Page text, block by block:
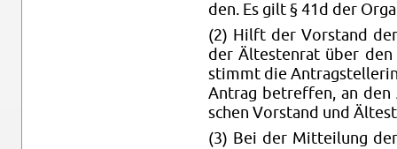
den. Es gilt § 41d der
(2) Hilft der Vor­stand
der Äl­tes­ten­rat über
stimmt die
An­trag be­tref­fen, an
schen Vor­stand und
(3) Bei der Mit­tei­lung